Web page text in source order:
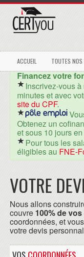
ACCUEIL TOUTES
Financez votre
Inscrivez-vous
minutes et avec
site du CPF.
Obtenez un
et sous 10 jours
Pour tous les
éligibles au FNE-
VOTRE
Nous allons
couvre 100% de
coordonnées, et
votre devis